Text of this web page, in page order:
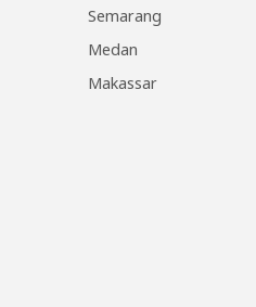
Semarang
Medan
Makassar